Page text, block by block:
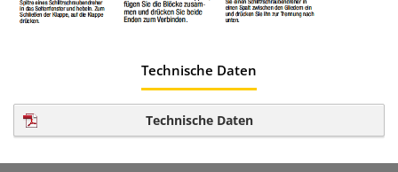
Technische Daten
Technische Daten